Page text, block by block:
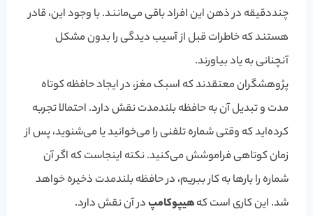
چنددقیقه در ذهن این افراد باقی می‌مانند. با وجود این، قادر
هستند که خاطرات قبل از آسیب دیدگی را بدون مشکل
آنچنانی به یاد بیاورند.
پژوهشگران معتقدند که اسبک مغز، در ایجاد حافظه کوتاه
مدت و تبدیل آن به حافظه بلندمدت نقش دارد. احتمالا تجربه
کرده‌اید که وقتی شماره تلفنی را می‌خوانید یا می‌شنوید، پس از
زمان کوتاهی فراموشش می‌کنید. نکته اینجاست که اگر آن
شماره را بارها به کار ببریم، در حافظه بلندمدت ذخیره خواهد
شد. این کاری است کههیپوکامپدر آن نقش دارد.